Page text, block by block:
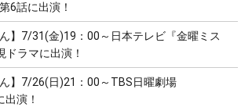
6話に出演！
ん】7/31(金)19：00～日本テレビ『金曜ミス
ドラマに出演！
ん】7/26(日)21：00～TBS日曜劇場
出演！